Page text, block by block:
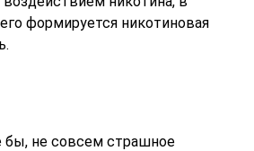
формируется никотиновая
бы, не совсем страшное